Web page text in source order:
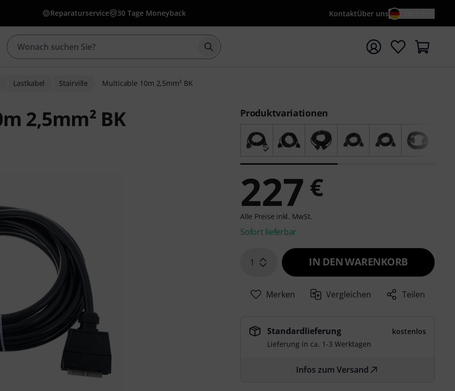
Reparaturservice 30 Tage Moneyback KontaktÜber uns
Suche mit Suchwort {searchTerm} starten
Lastkabel Stairville Multicable 10m 2,5mm² BK
2,5mm² BK Produktvariationen
227 €
Alle Preise inkl. MwSt.
Sofort lieferbar
1 IN DEN WARENKORB
Merken Vergleichen Teilen
Standardlieferung
kostenlos
Lieferung in ca. 1-3 Werktagen
Infos zum Versand